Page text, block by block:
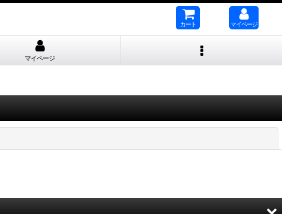
カート マイページ
マイページ